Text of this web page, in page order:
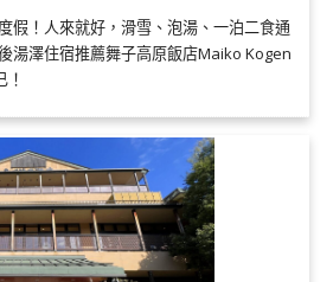
假！人來就好，滑雪、泡湯、一泊二食通
湯澤住宿推薦舞子高原飯店Maiko Kogen